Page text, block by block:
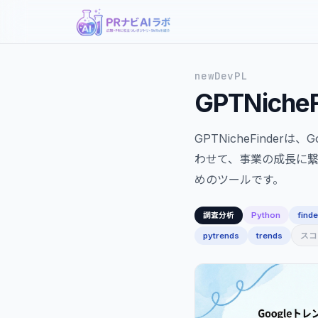
newDevPL
GPTNicheFinderは、
わせて、事業の成長に
めのツールです。
調査分析 Python
pytrends trends ス